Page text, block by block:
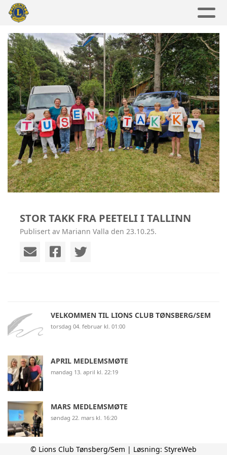
STOR TAKK FRA PEETELI I TALLINN
Publisert av Mariann Valla den 23.10.25.
VELKOMMEN TIL LIONS CLUB TØNSBERG/SEM
torsdag 04. februar kl. 01:00
APRIL MEDLEMSMØTE
mandag 13. april kl. 22:19
MARS MEDLEMSMØTE
søndag 22. mars kl. 16:20
FEBRUAR MEDLEMSMØTE
© Lions Club Tønsberg/Sem | Løsning: StyreWeb